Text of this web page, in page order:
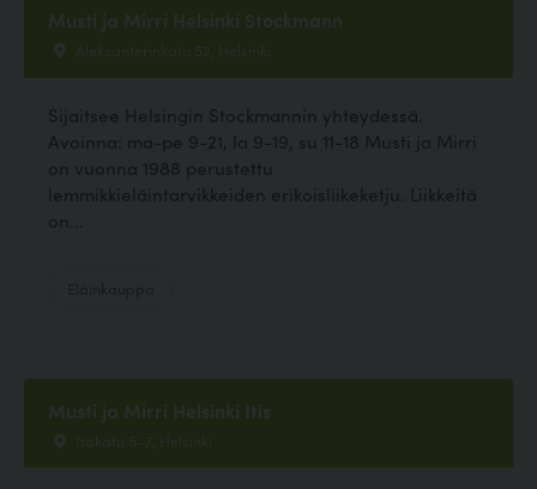
Musti ja Mirri Helsinki Stockmann
Aleksanterinkatu 52, Helsinki
Sijaitsee Helsingin Stockmannin yhteydessä.
Avoinna: ma-pe 9-21, la 9-19, su 11-18 Musti ja Mirri
on vuonna 1988 perustettu
lemmikkieläintarvikkeiden erikoisliikeketju. Liikkeitä
on...
Musti ja Mirri Helsinki Itis
Itäkatu 6–7, Helsinki